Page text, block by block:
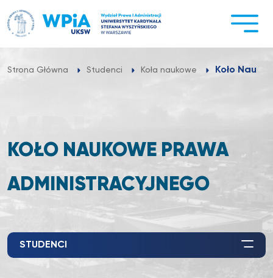
do
treści
Strona Główna Studenci Koła naukowe Koło
KOŁO NAUKOWE PRAWA
ADMINISTRACYJNEGO
STUDENCI